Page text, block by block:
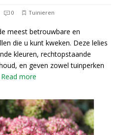
0 Tuinieren
meest betrouwbare en
die u kunt kweken. Deze lelies
kleuren, rechtopstaande
en geven zowel tuinperken
Read more